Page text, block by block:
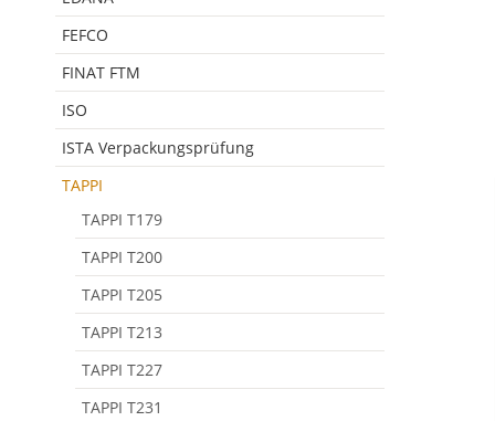
FEFCO
FINAT FTM
ISO
ISTA Verpackungsprüfung
TAPPI
TAPPI T179
TAPPI T200
TAPPI T205
TAPPI T213
TAPPI T227
TAPPI T231